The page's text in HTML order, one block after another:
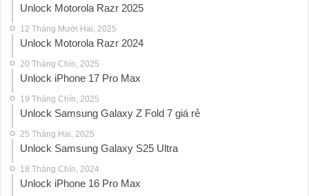
Unlock Motorola Razr 2025
12 Tháng Mười Hai, 2025
Unlock Motorola Razr 2024
20 Tháng Chín, 2025
Unlock iPhone 17 Pro Max
19 Tháng Chín, 2025
Unlock Samsung Galaxy Z Fold 7 giá rẻ
25 Tháng Hai, 2025
Unlock Samsung Galaxy S25 Ultra
18 Tháng Chín, 2024
Unlock iPhone 16 Pro Max